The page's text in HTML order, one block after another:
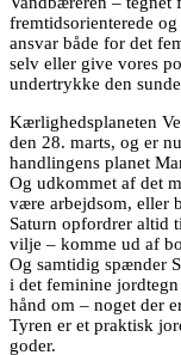
fremtidsorienterede
ansvar både for det
selv eller give vores
undertrykke den
Kærlighedsplaneten
den 28. marts, og er
handlingens planet
Og udkommet af det
være arbejdsom, eller
Saturn opfordrer altid
vilje – komme ud af
Og samtidig spænder
i det feminine
hånd om – noget der
Tyren er et praktisk
goder.